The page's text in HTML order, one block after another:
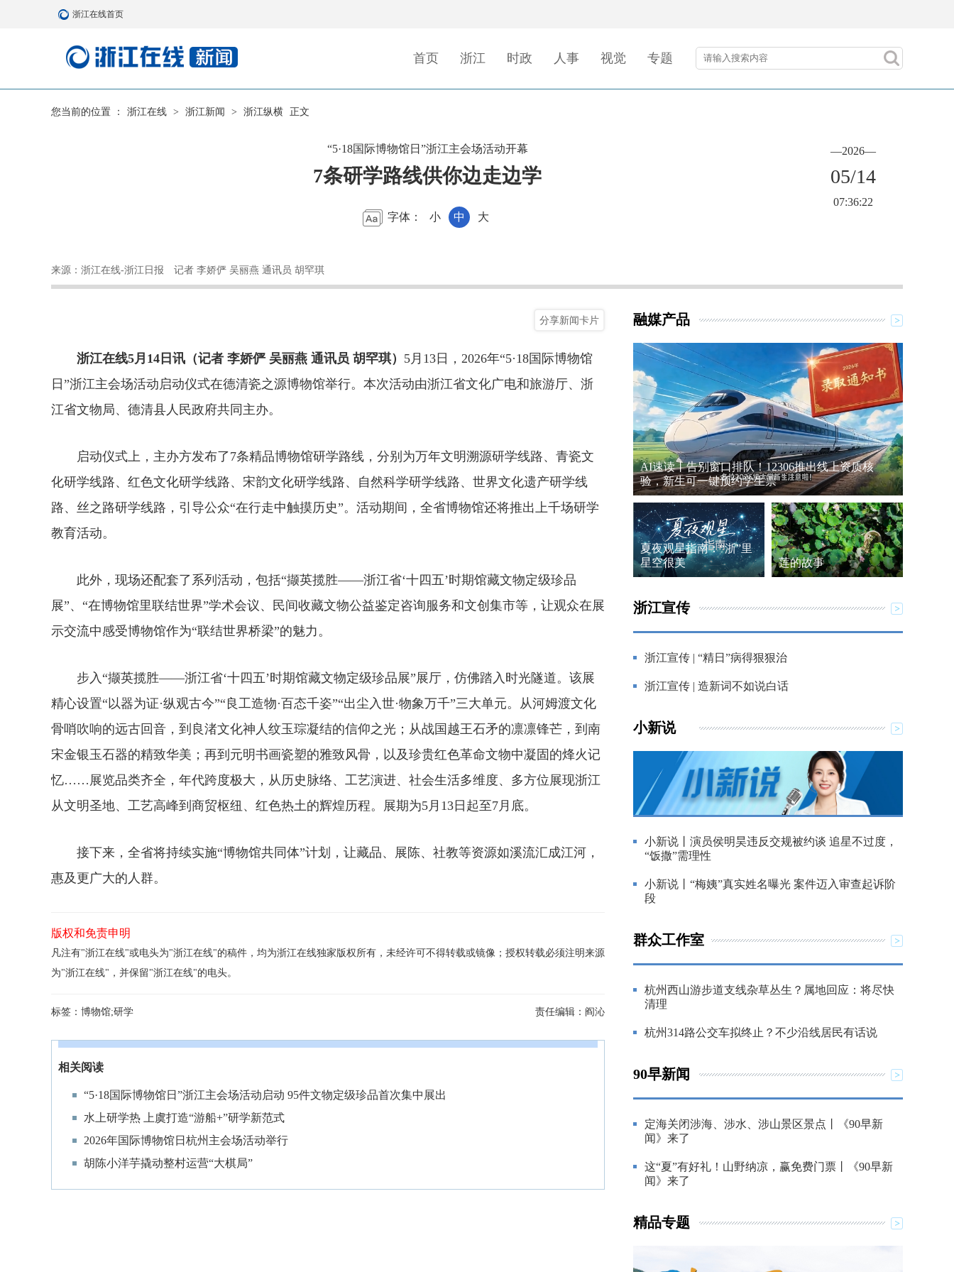
浙江在线首页
首页 浙江 时政 人事 视觉 专题
您当前的位置 ： 浙江在线 > 浙江新闻 > 浙江纵横 正文
“5·18国际博物馆日”浙江主会场活动开幕
7条研学路线供你边走边学
字体： 小 中 大
—2026—
05/14
07:36:22
来源：浙江在线-浙江日报 记者 李娇俨 吴丽燕 通讯员 胡罕琪
分享新闻卡片
浙江在线5月14日讯（记者 李娇俨 吴丽燕 通讯员 胡罕琪） 5月13日，2026年“5·18国际博物馆
日”浙江主会场活动启动仪式在德清瓷之源博物馆举行。本次活动由浙江省文化广电和旅游厅、浙
江省文物局、德清县人民政府共同主办。
启动仪式上，主办方发布了7条精品博物馆研学路线，分别为万年文明溯源研学线路、青瓷文
化研学线路、红色文化研学线路、宋韵文化研学线路、自然科学研学线路、世界文化遗产研学线
路、丝之路研学线路，引导公众“在行走中触摸历史”。活动期间，全省博物馆还将推出上千场研学
教育活动。
此外，现场还配套了系列活动，包括“撷英揽胜——浙江省‘十四五’时期馆藏文物定级珍品
展”、“在博物馆里联结世界”学术会议、民间收藏文物公益鉴定咨询服务和文创集市等，让观众在展
示交流中感受博物馆作为“联结世界桥梁”的魅力。
步入“撷英揽胜——浙江省‘十四五’时期馆藏文物定级珍品展”展厅，仿佛踏入时光隧道。该展
精心设置“以器为证·纵观古今”“良工造物·百态千姿”“出尘入世·物象万千”三大单元。从河姆渡文化
骨哨吹响的远古回音，到良渚文化神人纹玉琮凝结的信仰之光；从战国越王石矛的凛凛锋芒，到南
宋金银玉石器的精致华美；再到元明书画瓷塑的雅致风骨，以及珍贵红色革命文物中凝固的烽火记
忆……展览品类齐全，年代跨度极大，从历史脉络、工艺演进、社会生活多维度、多方位展现浙江
从文明圣地、工艺高峰到商贸枢纽、红色热土的辉煌历程。展期为5月13日起至7月底。
接下来，全省将持续实施“博物馆共同体”计划，让藏品、展陈、社教等资源如溪流汇成江河，
惠及更广大的人群。
版权和免责申明
凡注有"浙江在线"或电头为"浙江在线"的稿件，均为浙江在线独家版权所有，未经许可不得转载或镜像；授权转载必须注明来源
为"浙江在线"，并保留"浙江在线"的电头。
标签： 博物馆;研学 责任编辑： 阎沁
相关阅读
“5·18国际博物馆日”浙江主会场活动启动 95件文物定级珍品首次集中展出
水上研学热 上虞打造“游船+”研学新范式
2026年国际博物馆日杭州主会场活动举行
胡陈小洋芋撬动整村运营“大棋局”
融媒产品
AI速读丨告别窗口排队！12306推出线上资质核
验，新生可一键预约学生票
夏夜观星指南：“浙”里
星空很美
莲的故事
浙江宣传
浙江宣传 | “精日”病得狠狠治
浙江宣传 | 造新词不如说白话
小新说
小新说丨演员侯明昊违反交规被约谈 追星不过度，
“饭撒”需理性
小新说丨“梅姨”真实姓名曝光 案件迈入审查起诉阶
段
群众工作室
杭州西山游步道支线杂草丛生？属地回应：将尽快
清理
杭州314路公交车拟终止？不少沿线居民有话说
90早新闻
定海关闭涉海、涉水、涉山景区景点丨《90早新
闻》来了
这“夏”有好礼！山野纳凉，赢免费门票丨《90早新
闻》来了
精品专题